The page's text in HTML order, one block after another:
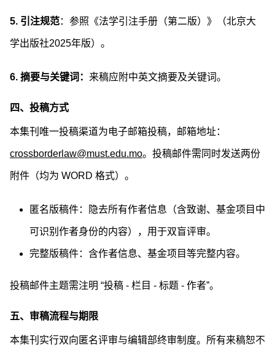
5. 引注规范：参照《法学引注手册（第二版）》（北京大
学出版社2025年版）。
6. 摘要与关键词： 来稿应附中英文摘要及关键词。
四、投稿方式
本集刊唯一投稿渠道为电子邮箱投稿，邮箱地址：
crossborderlaw@must.edu.mo。投稿邮件需同时发送两份
附件（均为 WORD 格式）。
匿名版稿件：隐去所有作者信息（含致谢、基金项目中
可识别作者身份的内容），用于双盲评审。
完整版稿件：含作者信息、基金项目等完整内容。
投稿邮件主题需注明 “投稿 - 栏目 - 标题 - 作者”。
五、审稿流程与期限
本集刊实行双向匿名评审与编辑部终审制度。所有来稿恕不